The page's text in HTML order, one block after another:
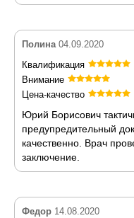
Полина 04.09.2020
Квалификация
Внимание
Цена-качество
Юрий Борисович
предупредительный
качественно. Врач
заключение.
Федор 14.08.2020